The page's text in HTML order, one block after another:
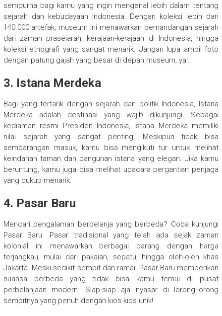
sempurna bagi kamu yang ingin mengenal lebih dalam tentang
sejarah dan kebudayaan Indonesia. Dengan koleksi lebih dari
140.000 artefak, museum ini menawarkan pemandangan sejarah
dari zaman prasejarah, kerajaan-kerajaan di Indonesia, hingga
koleksi etnografi yang sangat menarik. Jangan lupa ambil foto
dengan patung gajah yang besar di depan museum, ya!
3. Istana Merdeka
Bagi yang tertarik dengan sejarah dan politik Indonesia, Istana
Merdeka adalah destinasi yang wajib dikunjungi. Sebagai
kediaman resmi Presiden Indonesia, Istana Merdeka memiliki
nilai sejarah yang sangat penting. Meskipun tidak bisa
sembarangan masuk, kamu bisa mengikuti tur untuk melihat
keindahan taman dan bangunan istana yang elegan. Jika kamu
beruntung, kamu juga bisa melihat upacara pergantian penjaga
yang cukup menarik.
4. Pasar Baru
Mencari pengalaman berbelanja yang berbeda? Coba kunjungi
Pasar Baru. Pasar tradisional yang telah ada sejak zaman
kolonial ini menawarkan berbagai barang dengan harga
terjangkau, mulai dari pakaian, sepatu, hingga oleh-oleh khas
Jakarta. Meski sedikit sempit dan ramai, Pasar Baru memberikan
nuansa berbeda yang tidak bisa kamu temui di pusat
perbelanjaan modern. Siap-siap aja nyasar di lorong-lorong
sempitnya yang penuh dengan kios-kios unik!